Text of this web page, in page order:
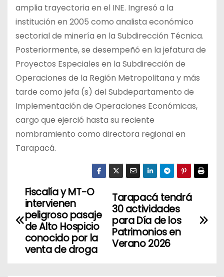
amplia trayectoria en el INE. Ingresó a la
institución en 2005 como analista económico
sectorial de minería en la Subdirección Técnica.
Posteriormente, se desempeñó en la jefatura de
Proyectos Especiales en la Subdirección de
Operaciones de la Región Metropolitana y más
tarde como jefa (s) del Subdepartamento de
Implementación de Operaciones Económicas,
cargo que ejerció hasta su reciente
nombramiento como directora regional en
Tarapacá.
N
a
Tarapacá tendrá
30 actividades
para Día de los
Patrimonios en
Verano 2026
Fiscalía y MT-O
intervienen
peligroso pasaje
de Alto Hospicio
conocido por la
venta de droga